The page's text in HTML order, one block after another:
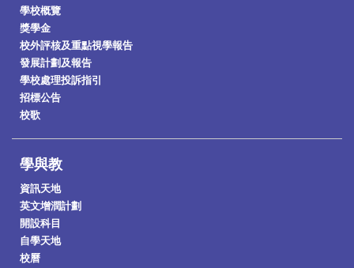
學校概覽
獎學金
校外評核及重點視學報告
發展計劃及報告
學校處理投訴指引
招標公告
校歌
學與教
資訊天地
英文增潤計劃
開設科目
自學天地
校曆